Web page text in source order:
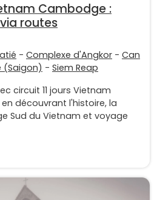
Cambodge :
routes
- Complexe d'Angkor - Can
(Saigon) - Siem Reap
circuit 11 jours Vietnam
découvrant l'histoire, la
Sud du Vietnam et voyage